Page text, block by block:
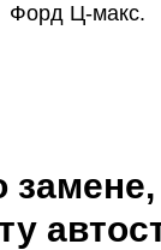
Форд Ц-макс.